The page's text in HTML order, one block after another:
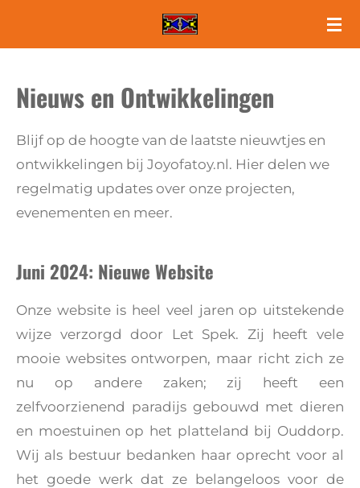
de
Nieuws en Ontwikkelingen
Blijf op de hoogte van de laatste nieuwtjes en
ontwikkelingen bij Joyofatoy.nl. Hier delen we
regelmatig updates over onze projecten,
evenementen en meer.
Juni 2024: Nieuwe Website
Onze website is heel veel jaren op uitstekende
wijze verzorgd door Let Spek. Zij heeft vele
mooie websites ontworpen, maar richt zich ze
nu op andere zaken; zij heeft een
zelfvoorzienend paradijs gebouwd met dieren
en moestuinen op het platteland bij Ouddorp.
Wij als bestuur bedanken haar oprecht voor al
het goede werk dat ze belangeloos voor de